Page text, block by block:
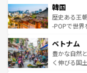
はコンテンツ
いる。アク
ビング、ハ
い。オース
参照してほし
ン）、静ひ
と山間の静
驚きをもた
容にもいい
照してほし
韓国
歴史ある王
-POPで世界
き、地方に
できる。そ
まで、さま
ベトナム
豊かな自然
く伸びる国